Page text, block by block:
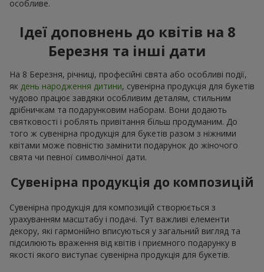
особливе.
Ідеї доповнень до квітів на 8
Березня та інші дати
На 8 Березня, річниці, професійні свята або особливі події,
як день народження дитини, сувенірна продукція для букетів
чудово працює завдяки особливим деталям, стильним
дрібничкам та подарунковим наборам. Вони додають
святковості і роблять привітання більш продуманим. До
того ж сувенірна продукція для букетів разом з ніжними
квітами може повністю замінити подарунок до жіночого
свята чи певної символічної дати.
Сувенірна продукція до композицій
Сувенірна продукція для композицій створюється з
урахуванням масштабу і подачі. Тут важливі елементи
декору, які гармонійно вписуються у загальний вигляд та
підсилюють враження від квітів і приємного подарунку в
якості якого виступає сувенірна продукція для букетів.